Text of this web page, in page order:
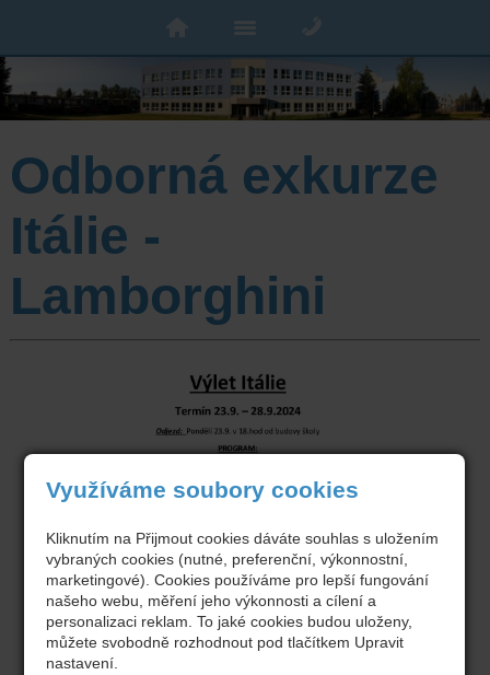
Odborná exkurze
Itálie -
Lamborghini
Využíváme soubory cookies
Kliknutím na Přijmout cookies dáváte souhlas s uložením
vybraných cookies (nutné, preferenční, výkonnostní,
marketingové). Cookies používáme pro lepší fungování
našeho webu, měření jeho výkonnosti a cílení a
personalizaci reklam. To jaké cookies budou uloženy,
můžete svobodně rozhodnout pod tlačítkem Upravit
nastavení.